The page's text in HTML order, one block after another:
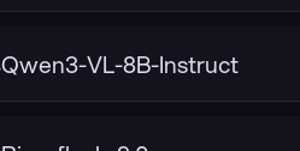
Qwen3-VL-8B-Instruct